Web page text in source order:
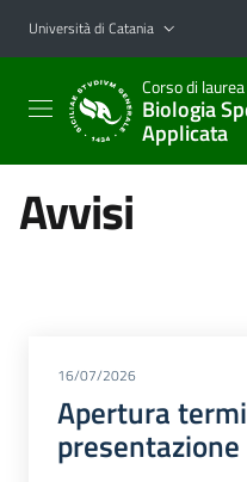
Vai al contenuto principale
Vai al menu di navigazione
Università di Catania
Corso di
Biologia
Applicata
Avvisi
16/07/2026
Apertura